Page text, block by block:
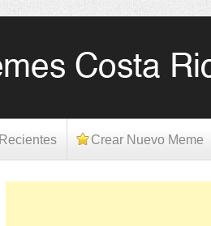
Crear Nuevo Meme